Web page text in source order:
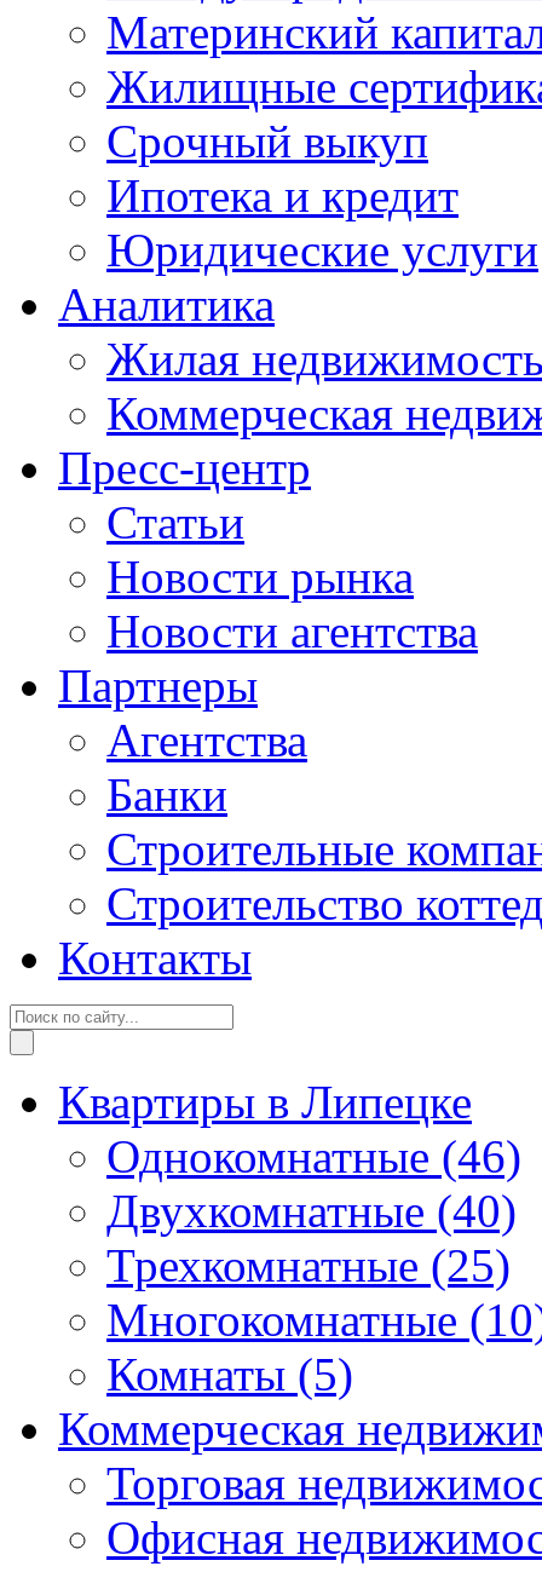
Материнский
Жилищные
Срочный выкуп
Ипотека и кредит
Юридические услуги
Аналитика
Жилая
Коммерческая
Пресс-центр
Статьи
Новости рынка
Новости агентства
Партнеры
Агентства
Банки
Строительные
Строительство
Контакты
Квартиры в Липецке
Однокомнатные (46)
Двухкомнатные (40)
Трехкомнатные (25)
Многокомнатные
Комнаты (5)
Коммерческая
Торговая
Офисная